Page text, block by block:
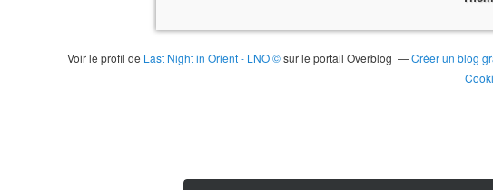
Voir le profil de Last Night in Orient - LNO ©sur le portail Overblog Créer un blog